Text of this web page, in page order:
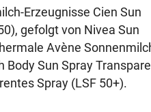
Erzeugnisse Cien Sun
gefolgt von Nivea Sun
Avène
Body Sun Spray
Spray (LSF 50+).